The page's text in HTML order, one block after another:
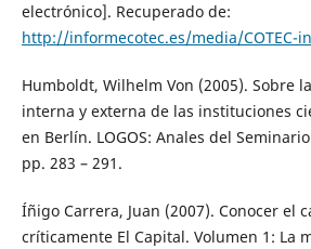
electrónico]. Recuperado de:
http://informecotec.es/media/COTEC-
Humboldt, Wilhelm Von (2005). Sobre
interna y externa de las instituciones
en Berlín. LOGOS: Anales del
pp. 283 – 291.
Íñigo Carrera, Juan (2007). Conocer el
críticamente El Capital. Volumen 1: La